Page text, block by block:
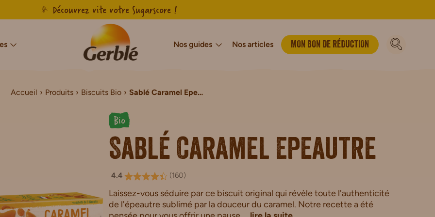
Découvrez vite votre Sugarscore !
& Sans Sucres Ajoutés
Sucres & Sans Sucres Ajoutés
Sucres & Sans Sucres Ajoutés
Chocolat Sans Sucres Ajoutés
Sans gluten
Biscuits Sans Gluten
Gâteaux Sans Gluten
Tartines Sans Gluten
Pains de mie Sans Gluten
Petit-déjeuner Sans Gluten
Notre savoir-faire français Agir pour l’environnement
Sans sucres Sans gluten
Nos guides Nos articles MON BON DE RÉDUCTION
Accueil Produits Biscuits Bio Sablé Caramel Epeautre
Bio
Sablé Caramel Epeautre
4.4 (160)
Laissez-vous séduire par ce biscuit original qui révèle toute l'authenticité
de l'épeautre sublimé par la douceur du caramel. Notre recette a été